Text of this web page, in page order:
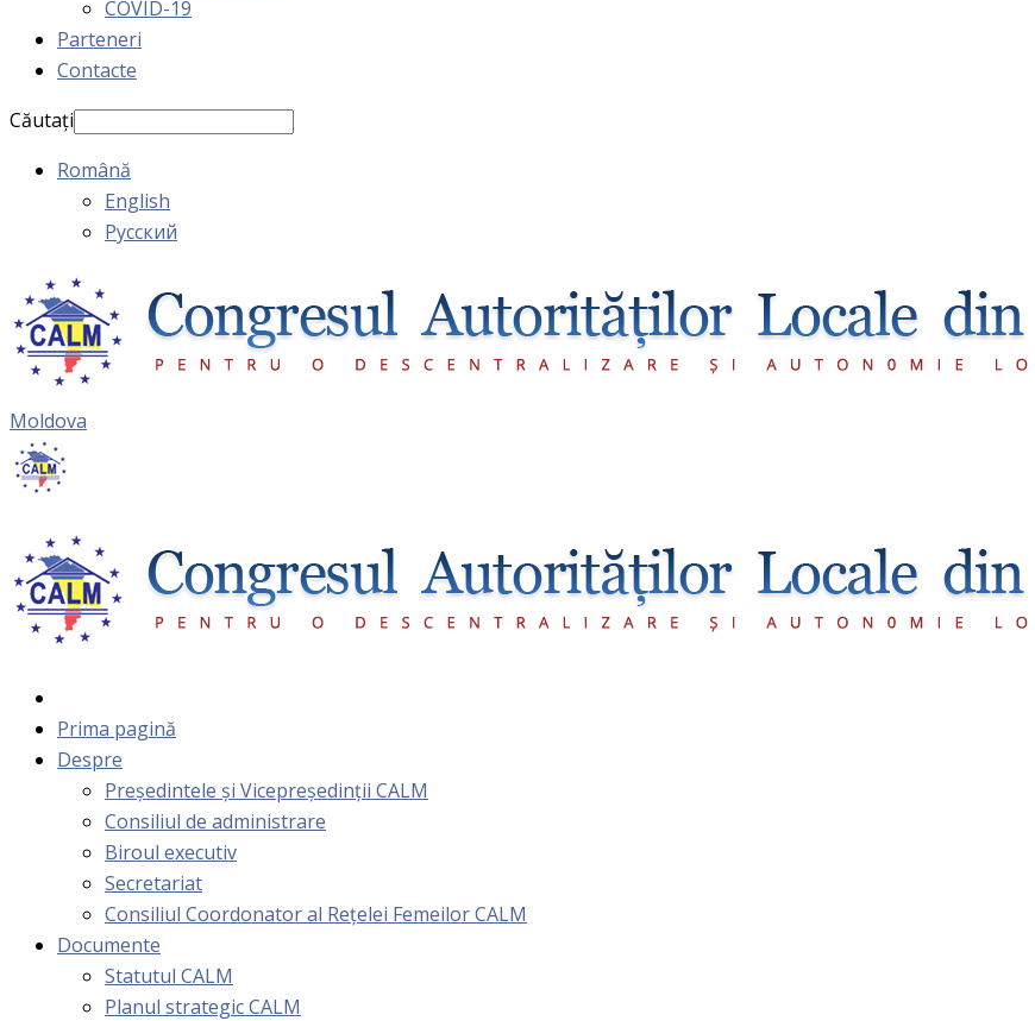
COVID-19
Parteneri
Contacte
Căutați
Română
English
Русский
Moldova
Prima pagină
Despre
Președintele și Vicepreședinții CALM
Consiliul de administrare
Biroul executiv
Secretariat
Consiliul Coordonator al Rețelei Femeilor CALM
Documente
Statutul CALM
Planul strategic CALM